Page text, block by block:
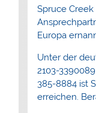
Spruce
Europa
Unter der
2103-
385-8884 ist
erreichen.